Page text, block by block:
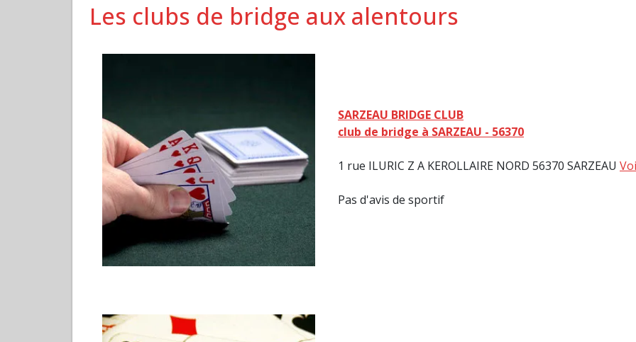
Les clubs de bridge aux alentours
SARZEAU BRIDGE CLUB
club de bridge à SARZEAU - 56370
1 rue ILURIC Z A KEROLLAIRE NORD 56370 SARZEAU
Pas d'avis de sportif